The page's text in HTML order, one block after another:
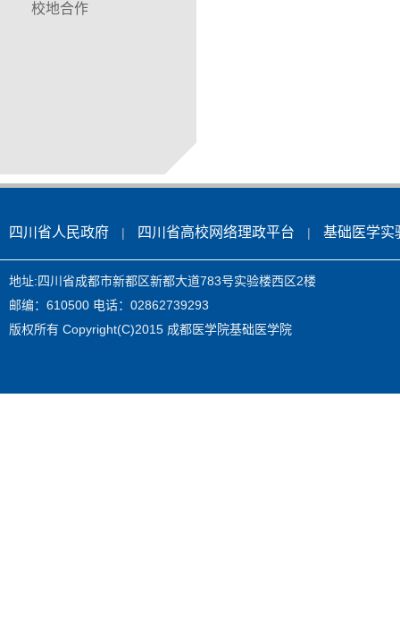
校地合作
四川省人民政府 | 四川省高校网络理政平台 | 基础医学实
地址:四川省成都市新都区新都大道783号实验楼西区2楼
邮编：610500 电话：02862739293
版权所有 Copyright(C)2015 成都医学院基础医学院